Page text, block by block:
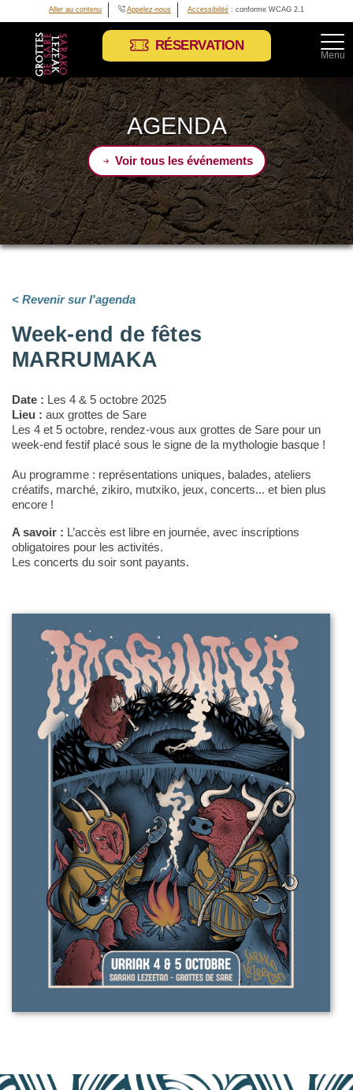
Aller au contenu Appelez-nous Accessibilité : conforme WCAG 2.1
RÉSERVATION
Menu
AGENDA
Voir tous les événements
< Revenir sur l'agenda
Week-end de fêtes
MARRUMAKA
Date : Les 4 & 5 octobre 2025
Lieu : aux grottes de Sare
Les 4 et 5 octobre, rendez-vous aux grottes de Sare pour un
week-end festif placé sous le signe de la mythologie basque !
Au programme : représentations uniques, balades, ateliers
créatifs, marché, zikiro, mutxiko, jeux, concerts... et bien plus
encore !
A savoir : L’accès est libre en journée, avec inscriptions
obligatoires pour les activités.
Les concerts du soir sont payants.